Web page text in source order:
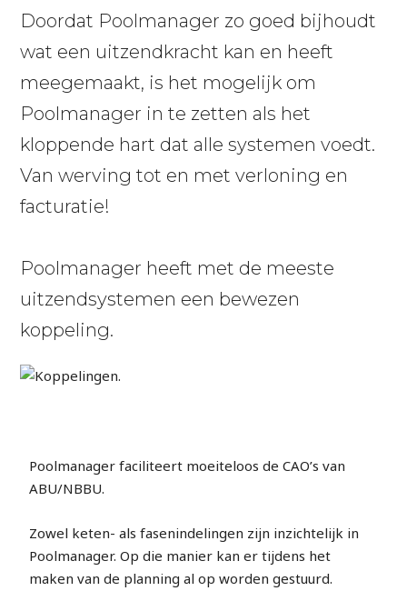
Doordat Poolmanager zo goed bijhoudt
wat een uitzendkracht kan en heeft
meegemaakt, is het mogelijk om
Poolmanager in te zetten als het
kloppende hart dat alle systemen voedt.
Van werving tot en met verloning en
facturatie!
Poolmanager heeft met de meeste
uitzendsystemen een bewezen
koppeling.
Poolmanager faciliteert moeiteloos de CAO’s van
ABU/NBBU.
Zowel keten- als fasenindelingen zijn inzichtelijk in
Poolmanager. Op die manier kan er tijdens het
maken van de planning al op worden gestuurd.